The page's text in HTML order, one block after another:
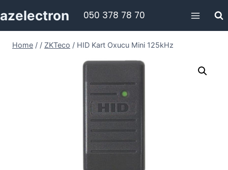
to
content
azelectron 050 378 78 70
Home / / ZKTeco / HID Kart Oxucu Mini 125kHz